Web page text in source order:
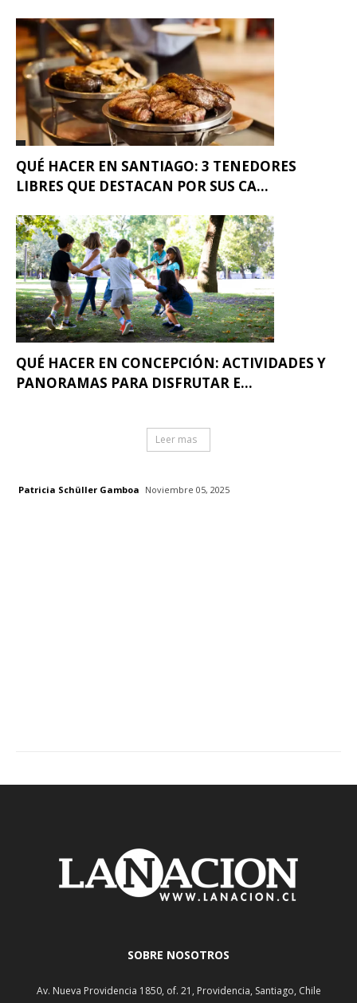
QUÉ HACER EN SANTIAGO: 3 TENEDORES
LIBRES QUE DESTACAN POR SUS CA...
QUÉ HACER EN CONCEPCIÓN: ACTIVIDADES Y
PANORAMAS PARA DISFRUTAR E...
Leer mas
Patricia Schüller Gamboa Noviembre 05, 2025
SOBRE NOSOTROS
Av. Nueva Providencia 1850, of. 21, Providencia, Santiago, Chile